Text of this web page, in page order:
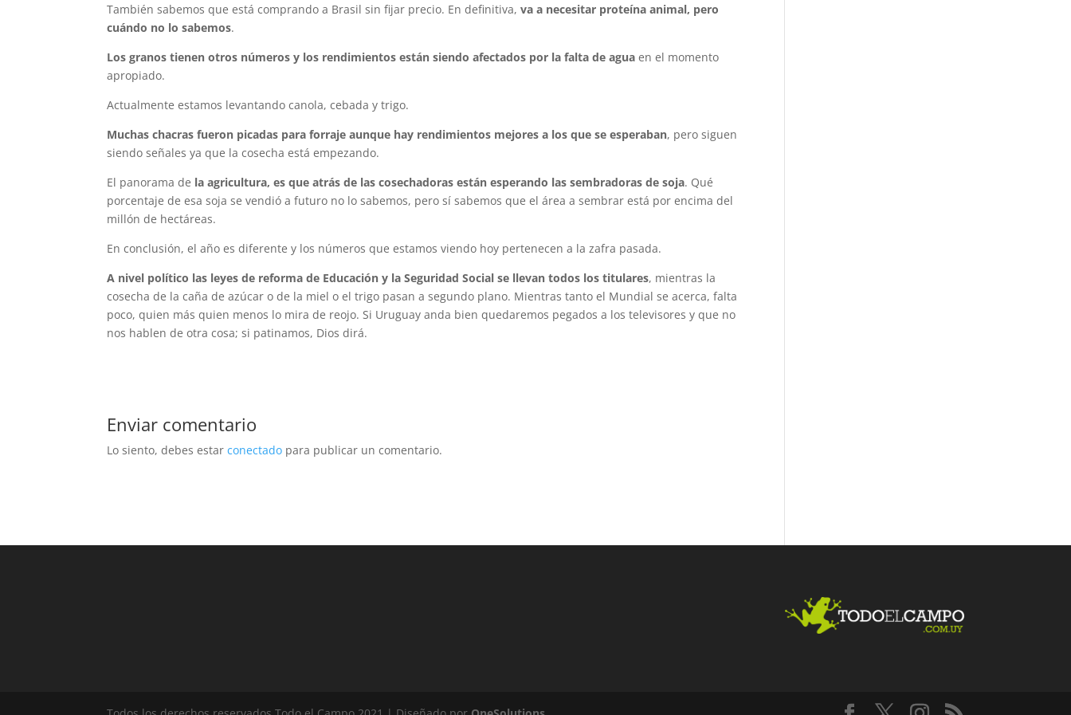
También sabemos que está comprando a Brasil sin fijar precio. En definitiva,va a necesitar proteína animal, pero
cuándo no lo sabemos.
Los granos tienen otros números y los rendimientos están siendo afectados por la falta de agua en el momento
apropiado.
Actualmente estamos levantando canola, cebada y trigo.
Muchas chacras fueron picadas para forraje aunque hay rendimientos mejores a los que se esperaban, pero siguen
siendo señales ya que la cosecha está empezando.
El panorama de la agricultura, es que atrás de las cosechadoras están esperando las sembradoras de soja. Qué
porcentaje de esa soja se vendió a futuro no lo sabemos, pero sí sabemos que el área a sembrar está por encima del
millón de hectáreas.
En conclusión, el año es diferente y los números que estamos viendo hoy pertenecen a la zafra pasada.
A nivel político las leyes de reforma de Educación y la Seguridad Social se llevan todos los titulares, mientras la
cosecha de la caña de azúcar o de la miel o el trigo pasan a segundo plano. Mientras tanto el Mundial se acerca, falta
poco, quien más quien menos lo mira de reojo. Si Uruguay anda bien quedaremos pegados a los televisores y que no
nos hablen de otra cosa; si patinamos, Dios dirá.
Enviar comentario
Lo siento, debes estarconectado para publicar un comentario.
Fac
ebo
Twit
ter